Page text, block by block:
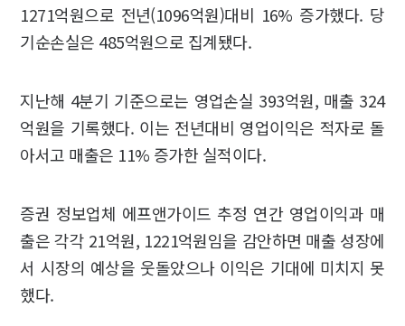
1271억원으로 전년(1096억원)대비 16% 증가했다. 당
기순손실은 485억원으로 집계됐다.
지난해 4분기 기준으로는 영업손실 393억원, 매출 324
억원을 기록했다. 이는 전년대비 영업이익은 적자로 돌
아서고 매출은 11% 증가한 실적이다.
증권 정보업체 에프앤가이드 추정 연간 영업이익과 매
출은 각각 21억원, 1221억원임을 감안하면 매출 성장에
서 시장의 예상을 웃돌았으나 이익은 기대에 미치지 못
했다.